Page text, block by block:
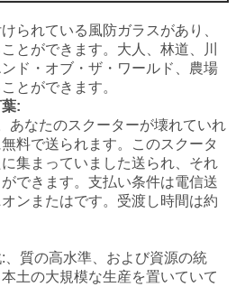
られている風防ガラスがあり、
とができます。 大人、林道、川
ド・オブ・ザ・ワールド、農場
とができます。
:
あなたのスクーターが壊れていれ
料で送られます。このスクータ
集まっていました送られ、それ
できます。支払い条件は電信送
ンまたはです。受渡し時間は約
質の高水準、および資源の統
土の大規模な生産を置いていて